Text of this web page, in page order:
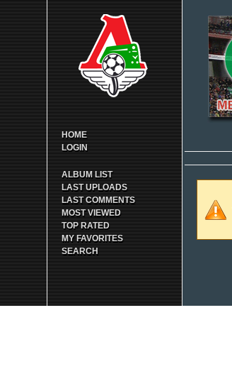
HOME
LOGIN
ALBUM LIST
LAST UPLOADS
LAST COMMENTS
MOST VIEWED
TOP RATED
MY FAVORITES
SEARCH